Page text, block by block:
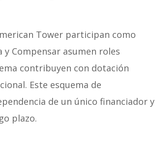
Tower participan como
Compensar asumen roles
contribuyen con dotación
Este esquema de
de un único financiador y
plazo.